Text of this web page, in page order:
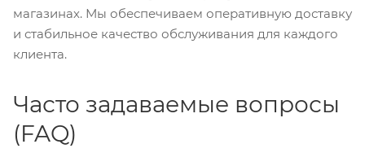
магазинах. Мы обеспечиваем оперативную доставку
и стабильное качество обслуживания для каждого
клиента.
Часто задаваемые вопросы
(FAQ)